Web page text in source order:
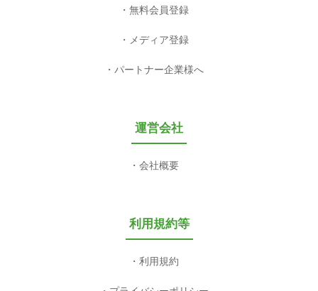
無料会員登録
メディア登録
パートナー企業様へ
運営会社
会社概要
利用規約等
利用規約